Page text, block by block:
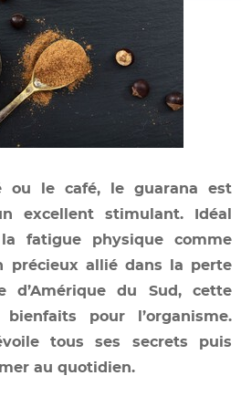
ou le café, le guarana est
excellent stimulant. Idéal
fatigue physique comme
précieux allié dans la perte
d’Amérique du Sud, cette
pour l’organisme.
tous ses secrets puis
au quotidien.